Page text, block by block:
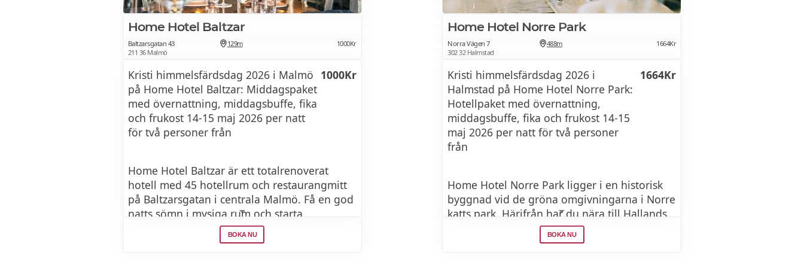
Home Hotel Baltzar
Baltzarsgatan 43
211 36 Malmö
129m 1000Kr
Kristi himmelsfärdsdag 2026 i Malmö
på Home Hotel Baltzar: Middagspaket
med övernattning, middagsbuffe, fika
och frukost 14-15 maj 2026 per natt
för två personer från
1000Kr
Home Hotel Baltzar är ett totalrenoverat
hotell med 45 hotellrum och restaurangmitt
på Baltzarsgatan i centrala Malmö. Få en god
natts sömn i mysiga rum och starta
morgonen med en generös frukostbuffé.
Eftermiddagen bjuder på en fikapaus med
BOKA NU
Home Hotel Norre Park
Norra Vägen 7
302 32 Halmstad
488m 1664Kr
Kristi himmelsfärdsdag 2026 i
Halmstad på Home Hotel Norre Park:
Hotellpaket med övernattning,
middagsbuffe, fika och frukost 14-15
maj 2026 per natt för två personer
från
1664Kr
Home Hotel Norre Park ligger i en historisk
byggnad vid de gröna omgivningarna i Norre
katts park. Härifrån har du nära till Hallands
Konstmuseum och 15 minuters biltur från
stranden i Tylösand. Hotellet bjuder på
BOKA NU